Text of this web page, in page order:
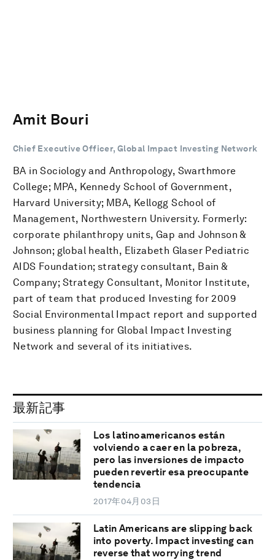
Amit Bouri
Chief Executive Officer, Global Impact Investing Network
BA in Sociology and Anthropology, Swarthmore
College; MPA, Kennedy School of Government,
Harvard University; MBA, Kellogg School of
Management, Northwestern University. Formerly:
corporate philanthropy units, Gap and Johnson &
Johnson; global health, Elizabeth Glaser Pediatric
AIDS Foundation; strategy consultant, Bain &
Company; Strategy Consultant, Monitor Institute,
part of team that produced Investing for 2009
Social Environmental Impact report and supported
business planning for Global Impact Investing
Network and several of its initiatives.
最新記事
Los latinoamericanos están
volviendo a caer en la pobreza,
pero las inversiones de impacto
pueden revertir esa preocupante
tendencia
2017年04月03日
Latin Americans are slipping back
into poverty. Impact investing can
reverse that worrying trend